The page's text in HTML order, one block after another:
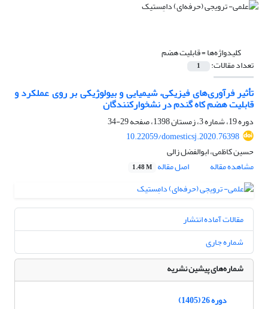
کلیدواژه‌ها =قابلیت هضم
تعداد مقالات: 1
تأثیر فرآوری‌های فیزیکی، شیمیایی و بیولوژیکی بر روی عملکرد و
قابلیت هضم کاه گندم در نشخوارکنندگان
دوره 19، شماره 3، زمستان 1398، صفحه
29-34
10.22059/domesticsj.2020.76398
حسین کاظمی، ابوالفضل زالی
مشاهده مقاله
اصل مقاله 1.48 M
مقالات آماده انتشار
شماره جاری
شماره‌های پیشین نشریه
دوره 26 (1405)